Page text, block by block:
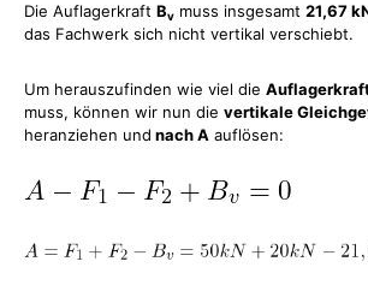
Die Auflagerkraft Bv muss insgesamt 21,67
das Fachwerk sich nicht vertikal verschiebt.
Um herauszufinden wie viel die
muss, können wir nun die vertikale
heranziehen und nach A auflösen: